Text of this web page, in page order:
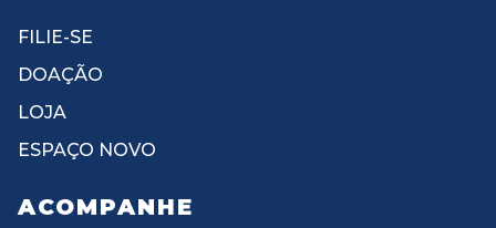
FILIE-SE
DOAÇÃO
LOJA
ESPAÇO NOVO
ACOMPANHE